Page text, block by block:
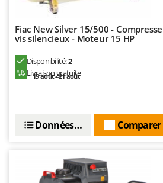
Fiac New Silver 15/500 -
vis silencieux - Moteur 15 HP
Disponibilité:2
Livraison gratuite
19 août - 21 août
Comparer
Données techniques